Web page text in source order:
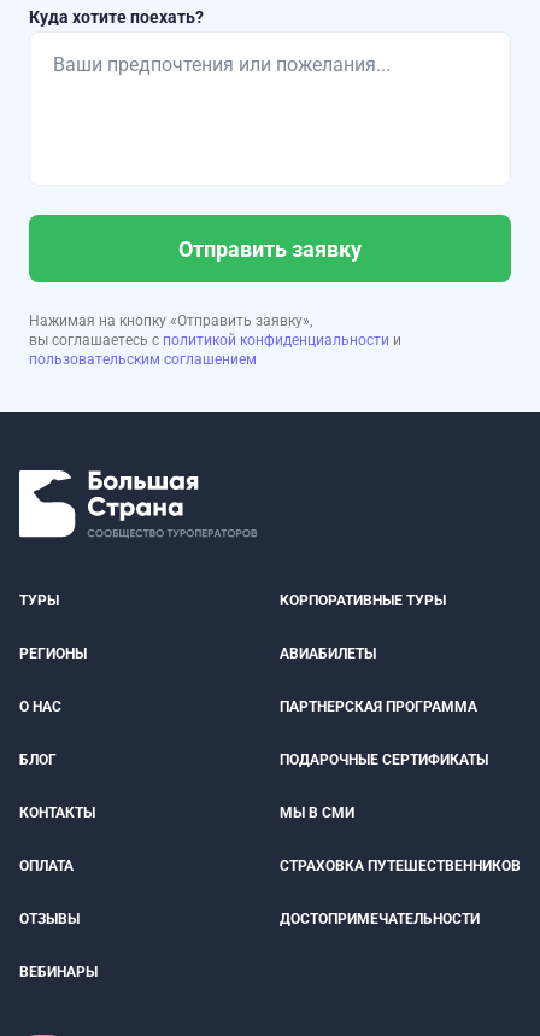
Куда хотите поехать?
Отправить заявку
Нажимая на кнопку «Отправить заявку»,
вы соглашаетесь с политикой конфиденциальности и
пользовательским соглашением
ТУРЫ КОРПОРАТИВНЫЕ ТУРЫ
РЕГИОНЫ АВИАБИЛЕТЫ
О НАС ПАРТНЕРСКАЯ ПРОГРАММА
БЛОГ ПОДАРОЧНЫЕ СЕРТИФИКАТЫ
КОНТАКТЫ МЫ В СМИ
ОПЛАТА СТРАХОВКА ПУТЕШЕСТВЕННИКОВ
ОТЗЫВЫ ДОСТОПРИМЕЧАТЕЛЬНОСТИ
ВЕБИНАРЫ